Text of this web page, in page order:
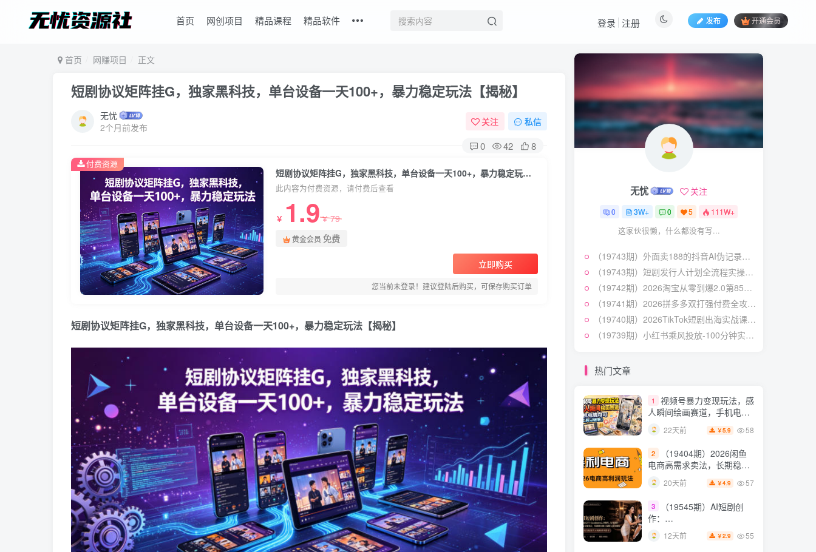
首页 网创项目 精品课程 精品软件 发布 开通会员
登录 注册
首页 网赚项目 正文
短剧协议矩阵挂G，独家黑科技，单台设备一天100+，暴力稳定玩法【揭秘】
无忧
2个月前发布
关注 私信
0 42 8
短剧协议矩阵挂G，独家黑科技，单台设备一天100+，暴力稳定玩法【揭秘】
此内容为付费资源，请付费后查看
￥ 1.9￥79
黄金会员 免费
立即购买
您当前未登录！建议登陆后购买，可保存购买订单
付费资源
短剧协议矩阵挂G，独家黑科技，单台设备一天100+，暴力稳定玩法【揭秘】
视频号暴力变现玩法，感
人瞬间绘画赛道，手机电脑
均可
22天前 ￥ 5.9 58
（19404期）2026闲鱼
电商高需求卖法，长期稳定
3 （19545期）AI短剧创
作：
ChatGPT+Seedance2.0教
程，从零制作恶毒女配短
全流程
12天前
4
某大佬的线下闭门课｜商
业推理与底层逻辑・内容创
作与流量心法・AI核心概念
与Claude Code实战，打造
个人超级生产系统【录音
+图片】
21天前
5 7月最新抖音Ai美女涨粉
技术，3天万粉，小白也能
快速起号涨粉变现
26天前 ￥4.9
件实战经验
无忧 关注
0 3W+ 0 5 111W+
这家伙很懒，什么都没有写...
（19743期）外面卖188的抖音AI伪记录片赛道掘金全攻略；从选题到发布十一大环节拆解，零基础也能做出高流量真实感内容
（19743期）短剧发行人计划全流程实操教程；从账号定位到选剧剪辑再到发布技巧，零基础也能快速上手出单
（19742期）2026淘宝从零到爆2.0第85期；主推款五项高权重初始设置，改销量评晒秒单快速破零积累基础权重
（19741期）2026拼多多双打强付费全攻略-62期；成本推广加托管双剑合璧，系统讲解7种付费玩法优劣势与选择策略
（19740期）2026TikTok短剧出海实战课：IAA广告分账×IAP付费变现×账号搭建×平台规则×双轨爆发×回款全流程
（19739期）小红书乘风投放-100分钟实操课｜开户返点·标准投搭建·莱卡定向，新店建模撬动笔记自然流量全套教学
热门文章
1
视频号暴力变现玩法，感
人瞬间绘画赛道，手机电脑
均可
22天前 ￥5.9 58
2
（19404期）2026闲鱼
电商高需求卖法，长期稳定
可做，一单利润300
20天前 ￥4.9 57
3
（19545期）AI短剧创
作：
ChatGPT+Seedance2.0教
程，从零制作恶毒女配短
12天前 ￥2.9 55